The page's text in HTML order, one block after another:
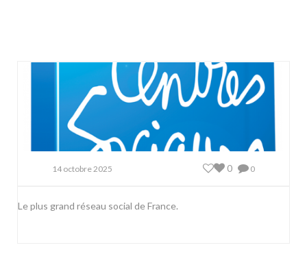
14 octobre 2025 0
0
Le plus grand réseau social de France.